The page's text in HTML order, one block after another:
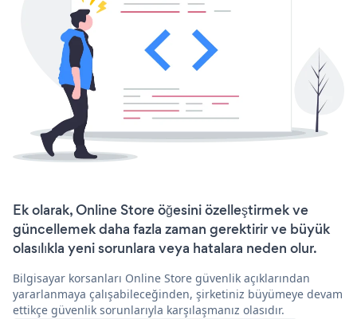
Ek olarak, Online Store öğesini özelleştirmek ve
güncellemek daha fazla zaman gerektirir ve büyük
olasılıkla yeni sorunlara veya hatalara neden olur.
Bilgisayar korsanları Online Store güvenlik açıklarından
yararlanmaya çalışabileceğinden, şirketiniz büyümeye devam
ettikçe güvenlik sorunlarıyla karşılaşmanız olasıdır.